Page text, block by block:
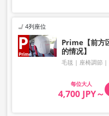
4列座位
Prime【前方
的情况】
毛毯 座椅調節
大人
4,700 JPY～